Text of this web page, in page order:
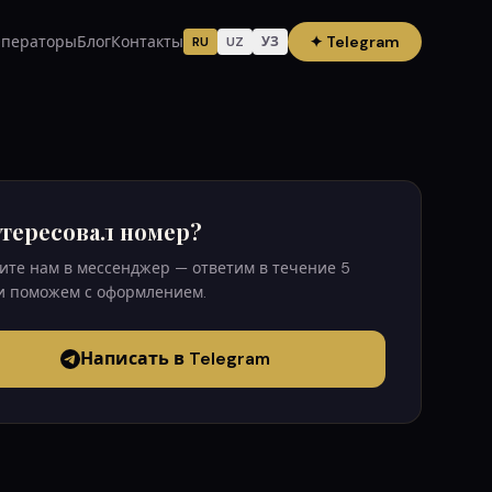
БлогКонтакты RU UZ УЗ ✦ Telegram
номер?
нам в мессенджер — ответим в течение 5
поможем с оформлением.
Написать в Telegram